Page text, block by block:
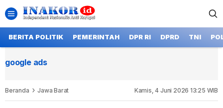
BERITA POLITIK PEMERINTAH DPR RI DPRD TNI
google ads
Beranda Jawa Barat Kamis, 4 Juni 2026 13:25 WIB